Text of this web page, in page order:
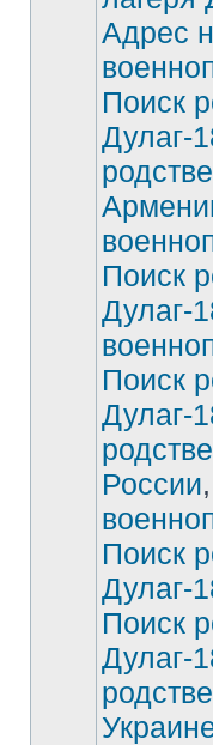
Нет
сообщений
Адрес
Поиск
Дулаг-
Поиск
Дулаг-
Поиск
Дулаг-
России,
Поиск
Дулаг-
Поиск
Дулаг-